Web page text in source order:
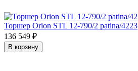
Торшер Orion STL 12-790/2 patina/4223
136 549 ₽
В корзину